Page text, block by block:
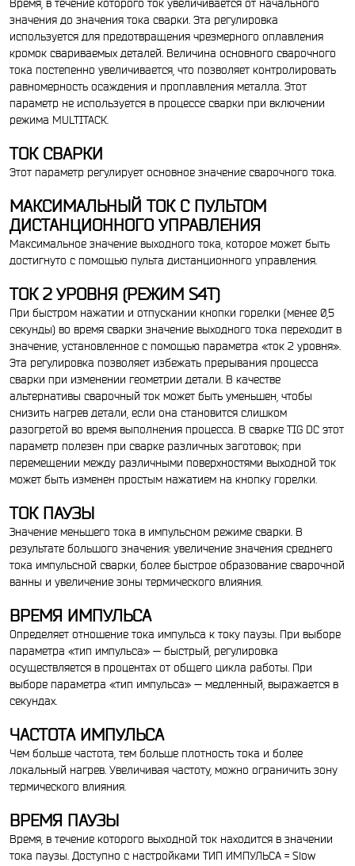
Время, в течение которого ток увеличивается от начального
значения до значения тока сварки. Эта регулировка
используется для предотвращения чрезмерного оплавления
кромок свариваемых деталей. Величина основного сварочного
тока постепенно увеличивается, что позволяет контролировать
равномерность осаждения и проплавления металла. Этот
параметр не используется в процессе сварки при включении
режима MULTIТАСК.
ТОК СВАРКИ
Этот параметр регулирует основное значение сварочного тока.
МАКСИМАЛЬНЫЙ ТОК С ПУЛЬТОМ
ДИСТАНЦИОННОГО УПРАВЛЕНИЯ
Максимальное значение выходного тока, которое может быть
достигнуто с помощью пульта дистанционного управления.
ТОК 2 УРОВНЯ (РЕЖИМ S4T)
При быстром нажатии и отпускании кнопки горелки (менее 0,5
секунды) во время сварки значение выходного тока переходит в
значение, установленное с помощью параметра «ток 2 уровня».
Эта регулировка позволяет избежать прерывания процесса
сварки при изменении геометрии детали. В качестве
альтернативы сварочный ток может быть уменьшен, чтобы
снизить нагрев детали, если она становится слишком
разогретой во время выполнения процесса. В сварке TIG DC этот
параметр полезен при сварке различных заготовок; при
перемещении между различными поверхностями выходной ток
может быть изменен простым нажатием на кнопку горелки.
ТОК ПАУЗЫ
Значение меньшего тока в импульсном режиме сварки. В
результате большого значения: увеличение значения среднего
тока импульсной сварки, более быстрое образование сварочной
ванны и увеличение зоны термического влияния.
ВРЕМЯ ИМПУЛЬСА
Определяет отношение тока импульса к току паузы. При выборе
параметра «тип импульса» — быстрый, регулировка
осуществляется в процентах от общего цикла работы. При
выборе параметра «тип импульса» — медленный, выражается в
секундах.
ЧАСТОТА ИМПУЛЬСА
Чем больше частота, тем больше плотность тока и более
локальный нагрев. Увеличивая частоту, можно ограничить зону
термического влияния.
ВРЕМЯ ПАУЗЫ
Время, в течение которого выходной ток находится в значении
тока паузы. Доступно с настройками ТИП ИМПУЛЬСА = Slow